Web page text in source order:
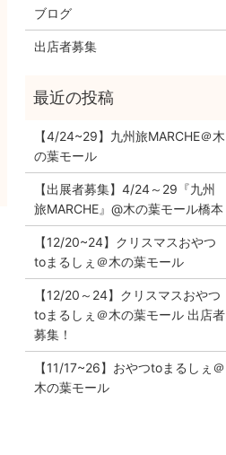
ブログ
出店者募集
【4/24~29】九州旅MARCHE＠木
の葉モール
【出展者募集】4/24～29『九州
旅MARCHE』@木の葉モール橋本
【12/20~24】クリスマスおやつ
toまるしぇ＠木の葉モール
【12/20～24】クリスマスおやつ
toまるしぇ＠木の葉モール 出店者
募集！
【11/17~26】おやつtoまるしぇ＠
木の葉モール